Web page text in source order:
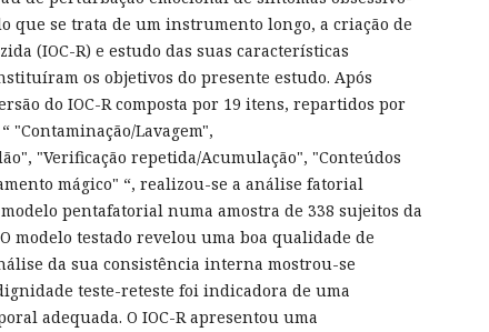
que se trata de um instrumento longo, a criação de
(IOC-R) e estudo das suas características
os objetivos do presente estudo. Após
do IOC-R composta por 19 itens, repartidos por
"Contaminação/Lavagem",
"Verificação repetida/Acumulação", "Conteúdos
mágico" “, realizou-se a análise fatorial
pentafatorial numa amostra de 338 sujeitos da
modelo testado revelou uma boa qualidade de
da sua consistência interna mostrou-se
teste-reteste foi indicadora de uma
adequada. O IOC-R apresentou uma